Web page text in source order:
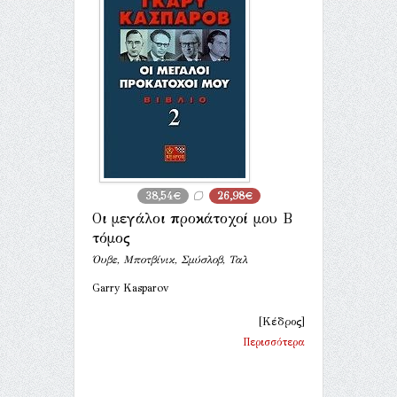
38,54€ 26,98€
Οι μεγάλοι προκάτοχοί μου Β
τόμος
Όυβε, Μποτβίνικ, Σμύσλοβ, Ταλ
Garry Kasparov
[Κέδρος]
Περισσότερα